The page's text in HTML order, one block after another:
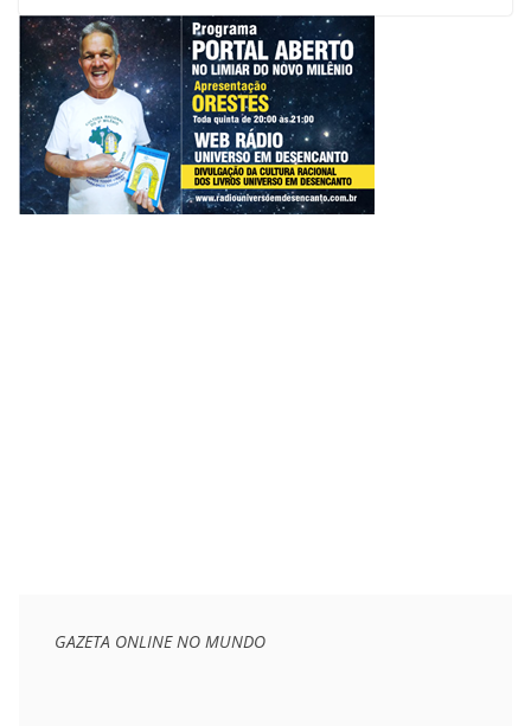
GAZETA ONLINE NO MUNDO